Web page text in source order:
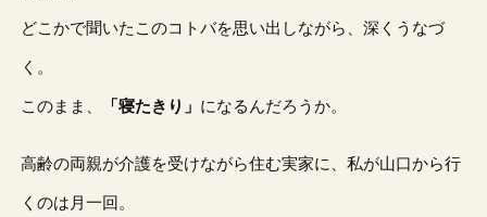
どこかで聞いたこのコトバを思い出しながら、深くうなづ
く。
このまま、 「寝たきり」 になるんだろうか。
高齢の両親が介護を受けながら住む実家に、私が山口から行
くのは月一回。